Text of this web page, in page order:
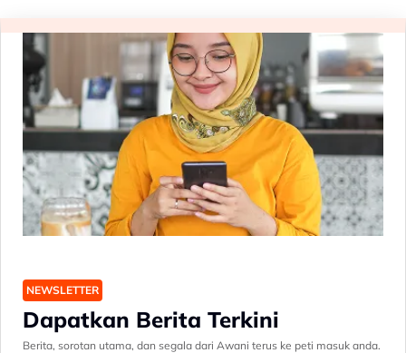
NEWSLETTER
Dapatkan Berita Terkini
Berita, sorotan utama, dan segala dari Awani terus ke peti masuk anda.